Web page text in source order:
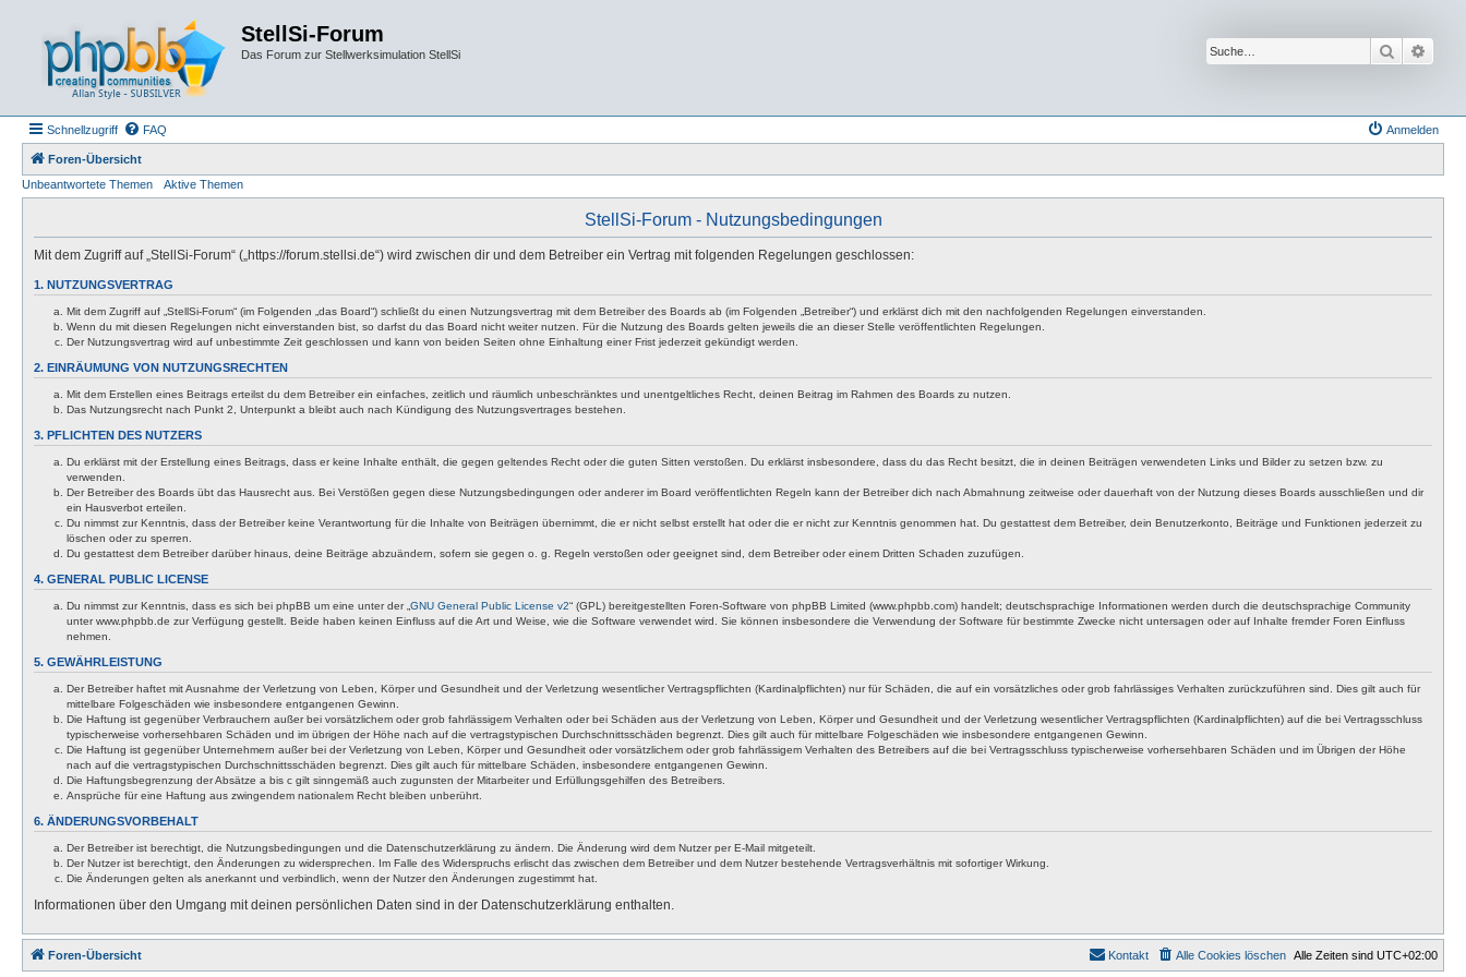
StellSi-Forum
Das Forum zur Stellwerksimulation StellSi Suche
Schnellzugriff FAQ Anmelden
Foren-Übersicht
Unbeantwortete Themen
Aktive Themen
StellSi-Forum - Nutzungsbedingungen
Mit dem Zugriff auf „StellSi-Forum“ („https://forum.stellsi.de“) wird zwischen dir und dem Betreiber ein Vertrag mit folgenden Regelungen geschlossen:
1. NUTZUNGSVERTRAG
Mit dem Zugriff auf „StellSi-Forum“ (im Folgenden „das Board“) schließt du einen Nutzungsvertrag mit dem Betreiber des Boards ab (im Folgenden „Betreiber“) und erklärst dich mit den nachfolgenden Regelungen einverstanden.
Wenn du mit diesen Regelungen nicht einverstanden bist, so darfst du das Board nicht weiter nutzen. Für die Nutzung des Boards gelten jeweils die an dieser Stelle veröffentlichten Regelungen.
Der Nutzungsvertrag wird auf unbestimmte Zeit geschlossen und kann von beiden Seiten ohne Einhaltung einer Frist jederzeit gekündigt werden.
2. EINRÄUMUNG VON NUTZUNGSRECHTEN
Mit dem Erstellen eines Beitrags erteilst du dem Betreiber ein einfaches, zeitlich und räumlich unbeschränktes und unentgeltliches Recht, deinen Beitrag im Rahmen des Boards zu nutzen.
Das Nutzungsrecht nach Punkt 2, Unterpunkt a bleibt auch nach Kündigung des Nutzungsvertrages bestehen.
3. PFLICHTEN DES NUTZERS
Du erklärst mit der Erstellung eines Beitrags, dass er keine Inhalte enthält, die gegen geltendes Recht oder die guten Sitten verstoßen. Du erklärst insbesondere, dass du das Recht besitzt, die in deinen Beiträgen verwendeten Links und Bilder zu setzen bzw. zu
verwenden.
Der Betreiber des Boards übt das Hausrecht aus. Bei Verstößen gegen diese Nutzungsbedingungen oder anderer im Board veröffentlichten Regeln kann der Betreiber dich nach Abmahnung zeitweise oder dauerhaft von der Nutzung dieses Boards ausschließen und dir
ein Hausverbot erteilen.
Du nimmst zur Kenntnis, dass der Betreiber keine Verantwortung für die Inhalte von Beiträgen übernimmt, die er nicht selbst erstellt hat oder die er nicht zur Kenntnis genommen hat. Du gestattest dem Betreiber, dein Benutzerkonto, Beiträge und Funktionen jederzeit zu
löschen oder zu sperren.
Du gestattest dem Betreiber darüber hinaus, deine Beiträge abzuändern, sofern sie gegen o. g. Regeln verstoßen oder geeignet sind, dem Betreiber oder einem Dritten Schaden zuzufügen.
4. GENERAL PUBLIC LICENSE
Du nimmst zur Kenntnis, dass es sich bei phpBB um eine unter der „ GNU General Public License v2“ (GPL) bereitgestellten Foren-Software von phpBB Limited (www.phpbb.com) handelt; deutschsprachige Informationen werden durch die deutschsprachige Community
unter www.phpbb.de zur Verfügung gestellt. Beide haben keinen Einfluss auf die Art und Weise, wie die Software verwendet wird. Sie können insbesondere die Verwendung der Software für bestimmte Zwecke nicht untersagen oder auf Inhalte fremder Foren Einfluss
nehmen.
5. GEWÄHRLEISTUNG
Der Betreiber haftet mit Ausnahme der Verletzung von Leben, Körper und Gesundheit und der Verletzung wesentlicher Vertragspflichten (Kardinalpflichten) nur für Schäden, die auf ein vorsätzliches oder grob fahrlässiges Verhalten zurückzuführen sind. Dies gilt auch für
mittelbare Folgeschäden wie insbesondere entgangenen Gewinn.
Die Haftung ist gegenüber Verbrauchern außer bei vorsätzlichem oder grob fahrlässigem Verhalten oder bei Schäden aus der Verletzung von Leben, Körper und Gesundheit und der Verletzung wesentlicher Vertragspflichten (Kardinalpflichten) auf die bei Vertragsschluss
typischerweise vorhersehbaren Schäden und im übrigen der Höhe nach auf die vertragstypischen Durchschnittsschäden begrenzt. Dies gilt auch für mittelbare Folgeschäden wie insbesondere entgangenen Gewinn.
Die Haftung ist gegenüber Unternehmern außer bei der Verletzung von Leben, Körper und Gesundheit oder vorsätzlichem oder grob fahrlässigem Verhalten des Betreibers auf die bei Vertragsschluss typischerweise vorhersehbaren Schäden und im Übrigen der Höhe
nach auf die vertragstypischen Durchschnittsschäden begrenzt. Dies gilt auch für mittelbare Schäden, insbesondere entgangenen Gewinn.
Die Haftungsbegrenzung der Absätze a bis c gilt sinngemäß auch zugunsten der Mitarbeiter und Erfüllungsgehilfen des Betreibers.
Ansprüche für eine Haftung aus zwingendem nationalem Recht bleiben unberührt.
6. ÄNDERUNGSVORBEHALT
Der Betreiber ist berechtigt, die Nutzungsbedingungen und die Datenschutzerklärung zu ändern. Die Änderung wird dem Nutzer per E-Mail mitgeteilt.
Der Nutzer ist berechtigt, den Änderungen zu widersprechen. Im Falle des Widerspruchs erlischt das zwischen dem Betreiber und dem Nutzer bestehende Vertragsverhältnis mit sofortiger Wirkung.
Die Änderungen gelten als anerkannt und verbindlich, wenn der Nutzer den Änderungen zugestimmt hat.
Informationen über den Umgang mit deinen persönlichen Daten sind in der Datenschutzerklärung enthalten.
Foren-Übersicht Alle Zeiten sind UTC+02:00
Alle Cookies löschen
Kontakt